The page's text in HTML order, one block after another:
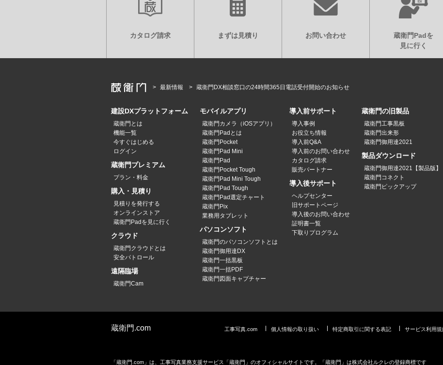
カタログ請求 まずは見積り お問い合わせ
蔵衛門Padを
見に行く
最新情報 蔵衛門DX相談窓口の24時間365日電話受付開始のお知らせ
建設DXプラットフォーム
蔵衛門とは
機能一覧
今すぐはじめる
ログイン
蔵衛門プレミアム
プラン・料金
購入・見積り
見積りを発行する
オンラインストア
蔵衛門Padを見に行く
クラウド
蔵衛門クラウドとは
安全パトロール
遠隔臨場
蔵衛門Cam
モバイルアプリ
蔵衛門カメラ（iOSアプリ）
蔵衛門Padとは
蔵衛門Pocket
蔵衛門Pad Mini
蔵衛門Pad
蔵衛門Pocket Tough
蔵衛門Pad Mini Tough
蔵衛門Pad Tough
蔵衛門Pad選定チャート
蔵衛門Pix
業務用タブレット
パソコンソフト
蔵衛門のパソコンソフトとは
蔵衛門御用達DX
蔵衛門一括黒板
蔵衛門一括PDF
蔵衛門図面キャプチャー
導入前サポート
導入事例
お役立ち情報
導入前Q&A
導入前のお問い合わせ
カタログ請求
販売パートナー
導入後サポート
ヘルプセンター
旧サポートページ
導入後のお問い合わせ
証明書一覧
下取りプログラム
蔵衛門の旧製品
蔵衛門工事黒板
蔵衛門出来形
蔵衛門御用達2021
製品ダウンロード
蔵衛門御用達2021【製品版】
蔵衛門コネクト
蔵衛門ピックアップ
蔵衛門.com 工事写真.com 個人情報の取り扱い 特定商取引に関する表記 サービス利用規
「蔵衛門.com」は、工事写真業務支援サービス「蔵衛門」のオフィシャルサイトです。「蔵衛門」は株式会社ルクレの登録商標です